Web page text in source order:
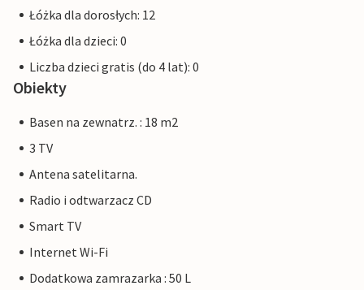
Łóżka dla dorosłych: 12
Łóżka dla dzieci: 0
Liczba dzieci gratis (do 4 lat): 0
Obiekty
Basen na zewnatrz. : 18 m2
3 TV
Antena satelitarna.
Radio i odtwarzacz CD
Smart TV
Internet Wi-Fi
Dodatkowa zamrazarka : 50 L